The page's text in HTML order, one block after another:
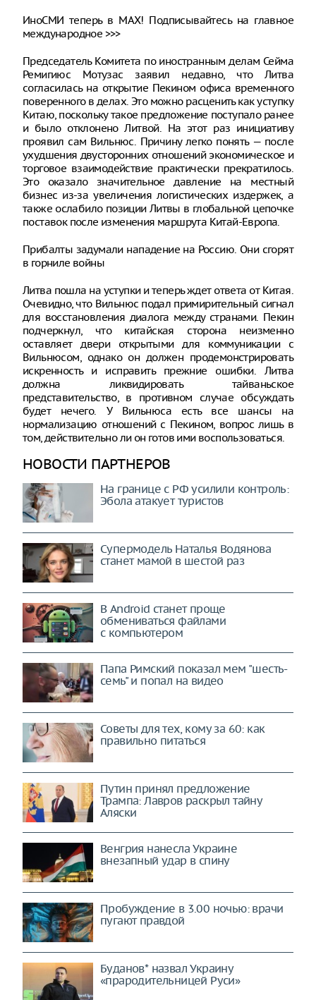
ИноСМИ теперь в MAX! Подписывайтесь на главное
международное >>>
Председатель Комитета по иностранным делам Сейма
Ремигиюс Мотузас заявил недавно, что Литва
согласилась на открытие Пекином офиса временного
поверенного в делах. Это можно расценить как уступку
Китаю, поскольку такое предложение поступало ранее
и было отклонено Литвой. На этот раз инициативу
проявил сам Вильнюс. Причину легко понять — после
ухудшения двусторонних отношений экономическое и
торговое взаимодействие практически прекратилось.
Это оказало значительное давление на местный
бизнес из-за увеличения логистических издержек, а
также ослабило позиции Литвы в глобальной цепочке
поставок после изменения маршрута Китай-Европа.
Прибалты задумали нападение на Россию. Они сгорят
в горниле войны
Литва пошла на уступки и теперь ждет ответа от Китая.
Очевидно, что Вильнюс подал примирительный сигнал
для восстановления диалога между странами. Пекин
подчеркнул, что китайская сторона неизменно
оставляет двери открытыми для коммуникации с
Вильнюсом, однако он должен продемонстрировать
искренность и исправить прежние ошибки. Литва
должна ликвидировать тайваньское
представительство, в противном случае обсуждать
будет нечего. У Вильнюса есть все шансы на
нормализацию отношений с Пекином, вопрос лишь в
том, действительно ли он готов ими воспользоваться.
НОВОСТИ ПАРТНЕРОВ
На границе с РФ усилили контроль:
Эбола атакует туристов
Супермодель Наталья Водянова
станет мамой в шестой раз
В Android станет проще
обмениваться файлами
с компьютером
Папа Римский показал мем "шесть-
семь" и попал на видео
Советы для тех, кому за 60: как
правильно питаться
Путин принял предложение
Трампа: Лавров раскрыл тайну
Аляски
Венгрия нанесла Украине
внезапный удар в спину
Пробуждение в 3.00 ночью: врачи
пугают правдой
Буданов* назвал Украину
«прародительницей Руси»